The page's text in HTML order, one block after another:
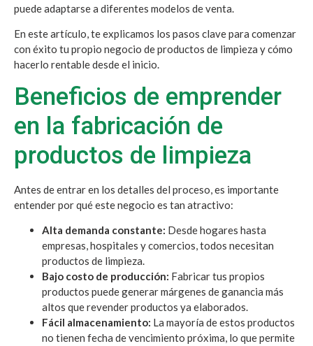
puede adaptarse a diferentes modelos de venta.
En este artículo, te explicamos los pasos clave para comenzar
con éxito tu propio negocio de productos de limpieza y cómo
hacerlo rentable desde el inicio.
Beneficios de emprender
en la fabricación de
productos de limpieza
Antes de entrar en los detalles del proceso, es importante
entender por qué este negocio es tan atractivo:
Alta demanda constante: Desde hogares hasta
empresas, hospitales y comercios, todos necesitan
productos de limpieza.
Bajo costo de producción: Fabricar tus propios
productos puede generar márgenes de ganancia más
altos que revender productos ya elaborados.
Fácil almacenamiento: La mayoría de estos productos
no tienen fecha de vencimiento próxima, lo que permite